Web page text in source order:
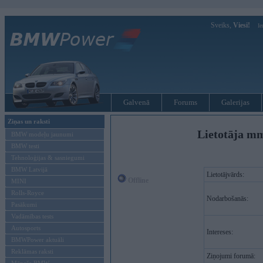
Sveiks, Viesi!
Galvenā Forums Galerijas
Ziņas un raksti
BMW modeļu jaunumi
BMW testi
Tehnoloģijas & sasniegumi
BMW Latvijā
MINI
Rolls-Royce
Pasākumi
Vadāmības tests
Autosports
BMWPower aktuāli
Reklāmas raksti
Lietotāja
Lietotājvārds:
Nodarbošanās:
Intereses:
Ziņojumi forumā: